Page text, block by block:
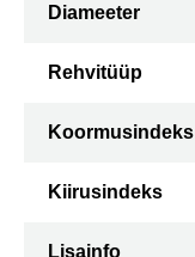
Diameeter
Rehvitüüp
Koormusindeks
Kiirusindeks
Lisainfo